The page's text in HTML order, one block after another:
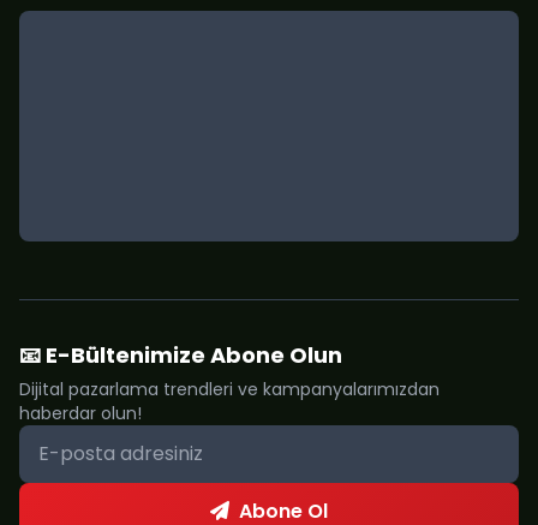
📧 E-Bültenimize Abone Olun
Dijital pazarlama trendleri ve kampanyalarımızdan
haberdar olun!
Abone Ol